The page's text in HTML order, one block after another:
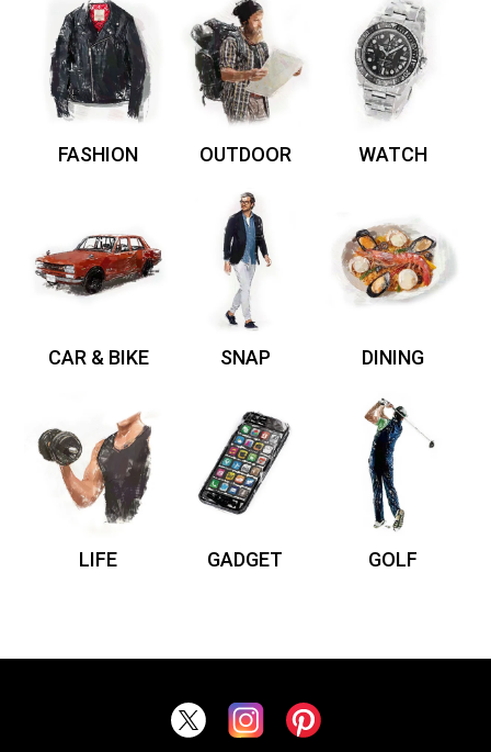
FASHION OUTDOOR WATCH
CAR & BIKE SNAP DINING
LIFE GADGET GOLF